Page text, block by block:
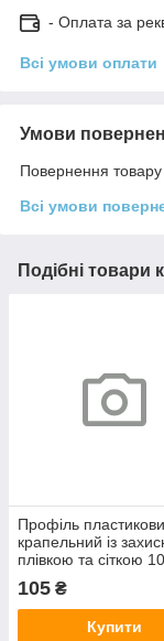
- Оплата за
Всі умови оплати
Умови
Повернення
Всі умови
Подібні товари
Профіль
крапельний із
плівкою та сіткою
(N-160 г/м2), L-2,5 м
(пакет.20 шт.), DIROM
105 ₴
Купити